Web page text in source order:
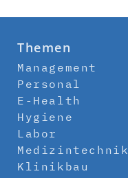
Themen
Management
Personal
E-Health
Hygiene
Labor
Medizintechnik
Klinikbau